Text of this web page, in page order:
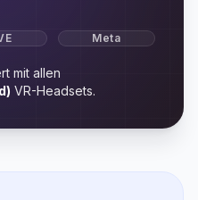
Meta
mit allen
VR-Headsets.